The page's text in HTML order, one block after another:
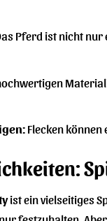
Pferd ist nicht nur
Flecken können
ist ein vielseitiges